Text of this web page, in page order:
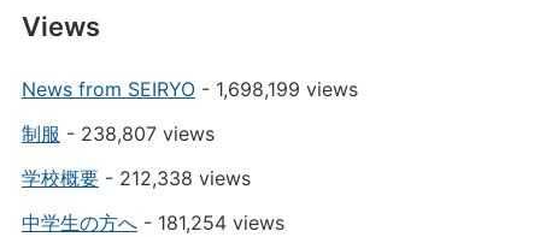
Views
News from SEIRYO- 1,698,199 views
制服 - 238,807 views
学校概要- 212,338 views
中学生の方へ- 181,254 views